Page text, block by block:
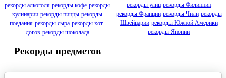
рекорды алкоголя рекорды кофе рекорды
кулинарии рекорды пиццы рекорды
поедания рекорды сыра рекорды хот-
догов рекорды шоколада
Рекорды предметов
рекорды улиц рекорды Филиппин
рекорды Франции рекорды Чили рекорды
Швейцарии рекорды Южной Америки
рекорды Японии